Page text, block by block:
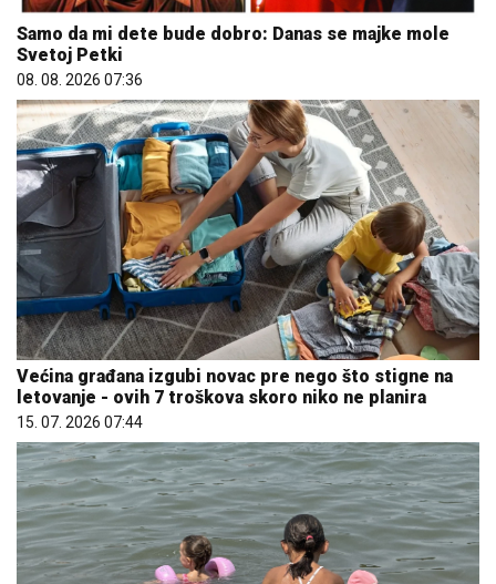
Samo da mi dete bude dobro: Danas se majke mole
Svetoj Petki
08. 08. 2026 07:36
Većina građana izgubi novac pre nego što stigne na
letovanje - ovih 7 troškova skoro niko ne planira
15. 07. 2026 07:44